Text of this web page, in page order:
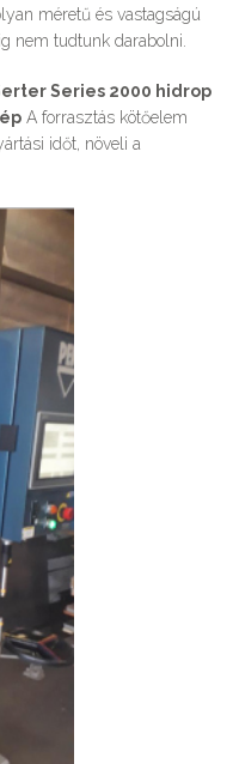
méretű és vastagságú
nem tudtunk darabolni.
Series 2000 hidrop
A forrasztás kötőelem
időt, növeli a